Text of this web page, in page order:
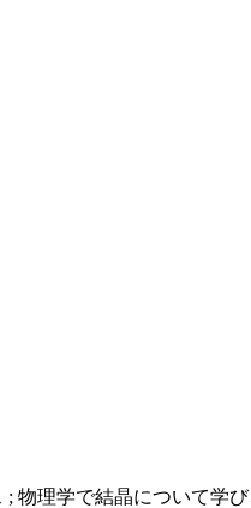
理学で結晶について学び